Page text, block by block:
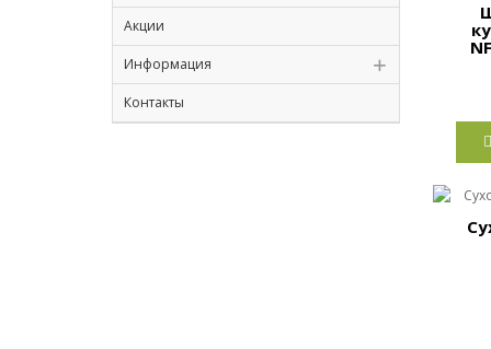
Акции
Информация
Контакты